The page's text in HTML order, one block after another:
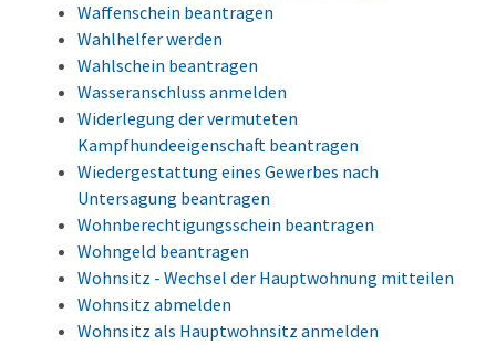
Waffenschein beantragen
Wahlhelfer werden
Wahlschein beantragen
Wasseranschluss anmelden
Widerlegung der vermuteten
Kampfhundeeigenschaft beantragen
Wiedergestattung eines Gewerbes nach
Untersagung beantragen
Wohnberechtigungsschein beantragen
Wohngeld beantragen
Wohnsitz - Wechsel der Hauptwohnung mitteilen
Wohnsitz abmelden
Wohnsitz als Hauptwohnsitz anmelden